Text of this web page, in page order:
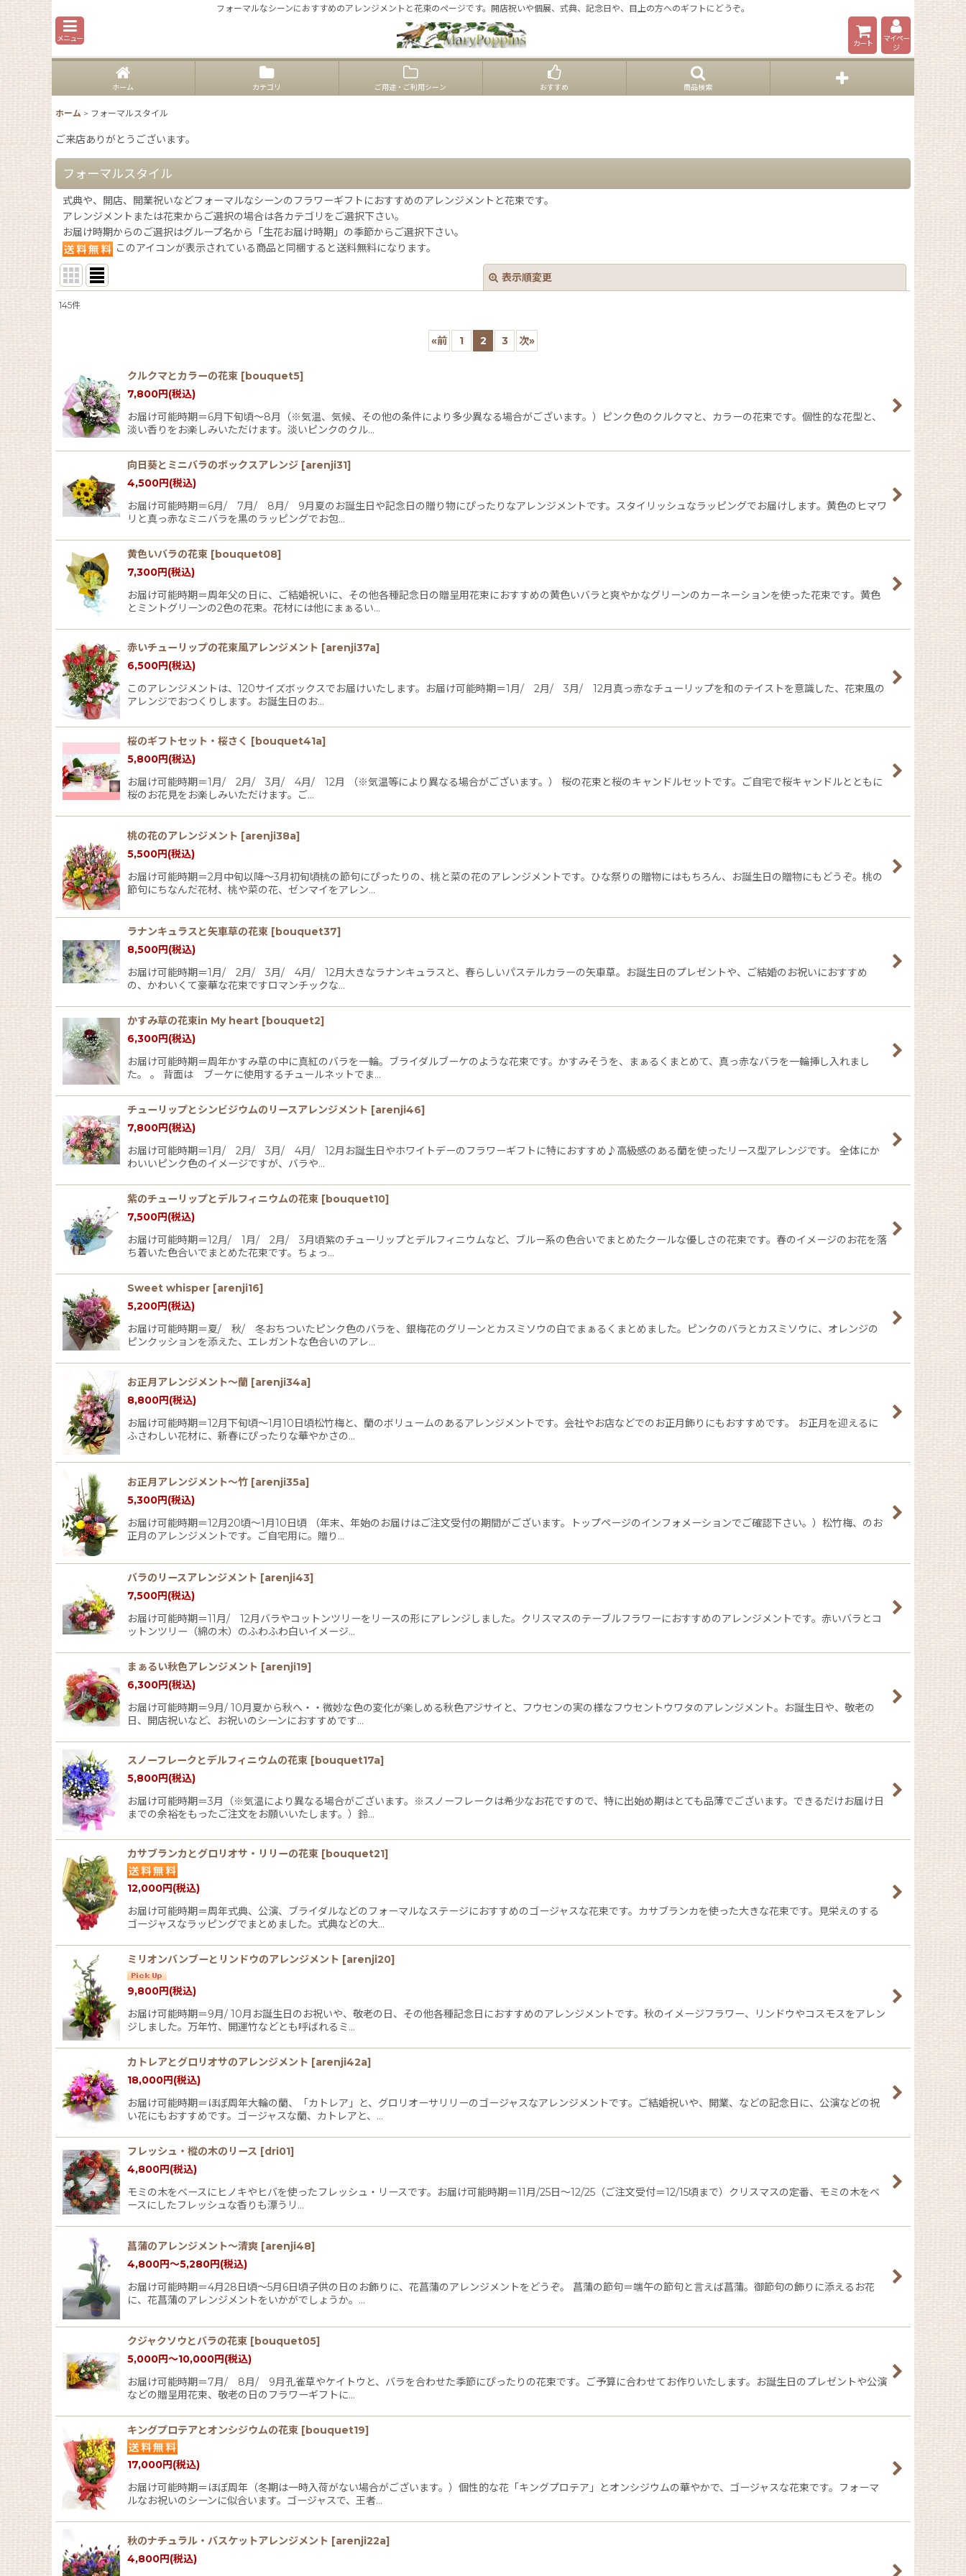
フォーマルなシーンにおすすめのアレンジメントと花束のページです。開店祝いや個展、式典、記念日や、目上の方へのギフトにどうぞ。
メニュー カート
マイペー
ジ
ホーム カテゴリ ご用途・ご利用シーン おすすめ 商品検索
ホーム > フォーマルスタイル
ご来店ありがとうございます。
フォーマルスタイル
式典や、開店、開業祝いなどフォーマルなシーンのフラワーギフトにおすすめのアレンジメントと花束です。
アレンジメントまたは花束からご選択の場合は各カテゴリをご選択下さい。
お届け時期からのご選択はグループ名から「生花お届け時期」の季節からご選択下さい。
このアイコンが表示されている商品と同梱すると送料無料になります。
表示順変更
145件
«前 1 2 3 次»
クルクマとカラーの花束 [bouquet5]
7,800円(税込)
お届け可能時期＝6月下旬頃〜8月（※気温、気候、その他の条件により多少異なる場合がございます。）ピンク色のクルクマと、カラーの花束です。個性的な花型と、
淡い香りをお楽しみいただけます。淡いピンクのクル…
向日葵とミニバラのボックスアレンジ [arenji31]
4,500円(税込)
お届け可能時期＝6月/ 7月/ 8月/ 9月夏のお誕生日や記念日の贈り物にぴったりなアレンジメントです。スタイリッシュなラッピングでお届けします。黄色のヒマワ
リと真っ赤なミニバラを黒のラッピングでお包…
黄色いバラの花束 [bouquet08]
7,300円(税込)
お届け可能時期＝周年父の日に、ご結婚祝いに、その他各種記念日の贈呈用花束におすすめの黄色いバラと爽やかなグリーンのカーネーションを使った花束です。黄色
とミントグリーンの2色の花束。花材には他にまぁるい…
赤いチューリップの花束風アレンジメント [arenji37a]
6,500円(税込)
このアレンジメントは、120サイズボックスでお届けいたします。お届け可能時期＝1月/ 2月/ 3月/ 12月真っ赤なチューリップを和のテイストを意識した、花束風の
アレンジでおつくりします。お誕生日のお…
桜のギフトセット・桜さく [bouquet41a]
5,800円(税込)
お届け可能時期＝1月/ 2月/ 3月/ 4月/ 12月 （※気温等により異なる場合がございます。） 桜の花束と桜のキャンドルセットです。ご自宅で桜キャンドルとともに
桜のお花見をお楽しみいただけます。ご…
桃の花のアレンジメント [arenji38a]
5,500円(税込)
お届け可能時期＝2月中旬以降〜3月初旬頃桃の節句にぴったりの、桃と菜の花のアレンジメントです。ひな祭りの贈物にはもちろん、お誕生日の贈物にもどうぞ。桃の
節句にちなんだ花材、桃や菜の花、ゼンマイをアレン…
ラナンキュラスと矢車草の花束 [bouquet37]
8,500円(税込)
お届け可能時期＝1月/ 2月/ 3月/ 4月/ 12月大きなラナンキュラスと、春らしいパステルカラーの矢車草。お誕生日のプレゼントや、ご結婚のお祝いにおすすめ
の、かわいくて豪華な花束ですロマンチックな…
かすみ草の花束in My heart [bouquet2]
6,300円(税込)
お届け可能時期＝周年かすみ草の中に真紅のバラを一輪。ブライダルブーケのような花束です。かすみそうを、まぁるくまとめて、真っ赤なバラを一輪挿し入れまし
た。 。 背面は ブーケに使用するチュールネットでま…
チューリップとシンビジウムのリースアレンジメント [arenji46]
7,800円(税込)
お届け可能時期＝1月/ 2月/ 3月/ 4月/ 12月お誕生日やホワイトデーのフラワーギフトに特におすすめ♪高級感のある蘭を使ったリース型アレンジです。 全体にか
わいいピンク色のイメージですが、バラや…
紫のチューリップとデルフィニウムの花束 [bouquet10]
7,500円(税込)
お届け可能時期＝12月/ 1月/ 2月/ 3月頃紫のチューリップとデルフィニウムなど、ブルー系の色合いでまとめたクールな優しさの花束です。春のイメージのお花を落
ち着いた色合いでまとめた花束です。ちょっ…
Sweet whisper [arenji16]
5,200円(税込)
お届け可能時期＝夏/ 秋/ 冬おちついたピンク色のバラを、銀梅花のグリーンとカスミソウの白でまぁるくまとめました。ピンクのバラとカスミソウに、オレンジの
ピンクッションを添えた、エレガントな色合いのアレ…
お正月アレンジメント〜蘭 [arenji34a]
8,800円(税込)
お届け可能時期＝12月下旬頃〜1月10日頃松竹梅と、蘭のボリュームのあるアレンジメントです。会社やお店などでのお正月飾りにもおすすめです。 お正月を迎えるに
ふさわしい花材に、新春にぴったりな華やかさの…
お正月アレンジメント〜竹 [arenji35a]
5,300円(税込)
お届け可能時期＝12月20頃〜1月10日頃 （年末、年始のお届けはご注文受付の期間がございます。トップページのインフォメーションでご確認下さい。）松竹梅、のお
正月のアレンジメントです。ご自宅用に。贈り…
バラのリースアレンジメント [arenji43]
7,500円(税込)
お届け可能時期＝11月/ 12月バラやコットンツリーをリースの形にアレンジしました。クリスマスのテーブルフラワーにおすすめのアレンジメントです。赤いバラとコ
ットンツリー（綿の木）のふわふわ白いイメージ…
まぁるい秋色アレンジメント [arenji19]
6,300円(税込)
お届け可能時期＝9月/ 10月夏から秋へ・・微妙な色の変化が楽しめる秋色アジサイと、フウセンの実の様なフウセントウワタのアレンジメント。お誕生日や、敬老の
日、開店祝いなど、お祝いのシーンにおすすめです…
スノーフレークとデルフィニウムの花束 [bouquet17a]
5,800円(税込)
お届け可能時期＝3月（※気温により異なる場合がございます。※スノーフレークは希少なお花ですので、特に出始め期はとても品薄でございます。できるだけお届け日
までの余裕をもったご注文をお願いいたします。）鈴…
カサブランカとグロリオサ・リリーの花束 [bouquet21]
12,000円(税込)
お届け可能時期＝周年式典、公演、ブライダルなどのフォーマルなステージにおすすめのゴージャスな花束です。カサブランカを使った大きな花束です。見栄えのする
ゴージャスなラッピングでまとめました。式典などの大…
ミリオンバンブーとリンドウのアレンジメント [arenji20]
9,800円(税込)
お届け可能時期＝9月/ 10月お誕生日のお祝いや、敬老の日、その他各種記念日におすすめのアレンジメントです。秋のイメージフラワー、リンドウやコスモスをアレン
ジしました。万年竹、開運竹などとも呼ばれるミ…
カトレアとグロリオサのアレンジメント [arenji42a]
18,000円(税込)
お届け可能時期＝ほぼ周年大輪の蘭、「カトレア」と、グロリオーサリリーのゴージャスなアレンジメントです。ご結婚祝いや、開業、などの記念日に、公演などの祝
い花にもおすすめです。ゴージャスな蘭、カトレアと、…
フレッシュ・樅の木のリース [dri01]
4,800円(税込)
モミの木をベースにヒノキやヒバを使ったフレッシュ・リースです。お届け可能時期＝11月/25日〜12/25（ご注文受付＝12/15頃まで）クリスマスの定番、モミの木をベ
ースにしたフレッシュな香りも漂うリ…
菖蒲のアレンジメント〜清爽 [arenji48]
4,800円～5,280円(税込)
お届け可能時期＝4月28日頃〜5月6日頃子供の日のお飾りに、花菖蒲のアレンジメントをどうぞ。 菖蒲の節句＝端午の節句と言えば菖蒲。御節句の飾りに添えるお花
に、花菖蒲のアレンジメントをいかがでしょうか。…
クジャクソウとバラの花束 [ bouquet05]
5,000円～10,000円(税込)
お届け可能時期＝7月/ 8月/ 9月孔雀草やケイトウと、バラを合わせた季節にぴったりの花束です。ご予算に合わせてお作りいたします。お誕生日のプレゼントや公演
などの贈呈用花束、敬老の日のフラワーギフトに…
キングプロテアとオンシジウムの花束 [ bouquet19]
17,000円(税込)
お届け可能時期＝ほぼ周年（冬期は一時入荷がない場合がございます。）個性的な花「キングプロテア」とオンシジウムの華やかで、ゴージャスな花束です。フォーマ
ルなお祝いのシーンに似合います。ゴージャスで、王者…
秋のナチュラル・バスケットアレンジメント [arenji22a]
4,800円(税込)